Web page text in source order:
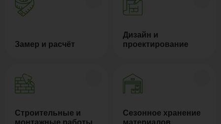
Замер и расчёт
Дизайн и
проектирование
Строительные и
монтажные работы
Сезонное хранение
материалов